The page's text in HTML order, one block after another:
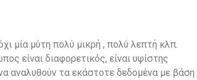
μία μύτη πολύ μικρή , πολύ λεπτή κλπ.
είναι διαφορετικός, είναι υψίστης
αναλυθούν τα εκάστοτε δεδομένα με βάση